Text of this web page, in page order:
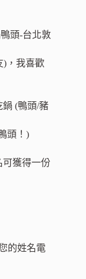
頭-台北敦
)，我喜歡
(鴨頭/豬
頭！)
可獲得一份
的姓名電